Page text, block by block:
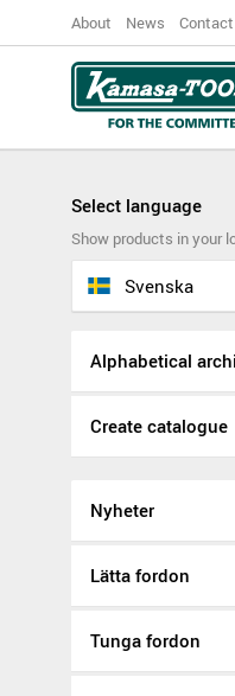
About News
Select language
Show products in your
Svenska
Alphabetical
Create catalogue
Nyheter
Lätta fordon
Tunga fordon